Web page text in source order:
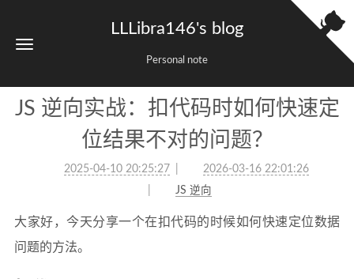
LLLibra146's blog
Personal note
JS 逆向实战：扣代码时如何快速定
位结果不对的问题？
2025-04-10 20:25:27
2026-03-16 22:01:26
JS 逆向
大家好，今天分享一个在扣代码的时候如何快速定位数据
问题的方法。